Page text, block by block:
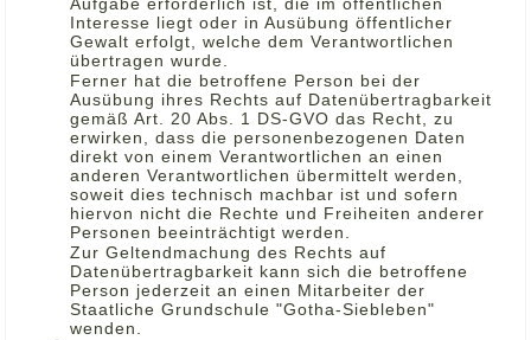
Aufgabe erforderlich ist, die im öffentlichen
Interesse liegt oder in Ausübung öffentlicher
Gewalt erfolgt, welche dem Verantwortlichen
übertragen wurde.
Ferner hat die betroffene Person bei der
Ausübung ihres Rechts auf Datenübertragbarkeit
gemäß Art. 20 Abs. 1 DS-GVO das Recht, zu
erwirken, dass die personenbezogenen Daten
direkt von einem Verantwortlichen an einen
anderen Verantwortlichen übermittelt werden,
soweit dies technisch machbar ist und sofern
hiervon nicht die Rechte und Freiheiten anderer
Personen beeinträchtigt werden.
Zur Geltendmachung des Rechts auf
Datenübertragbarkeit kann sich die betroffene
Person jederzeit an einen Mitarbeiter der
Staatliche Grundschule "Gotha-Siebleben"
wenden.